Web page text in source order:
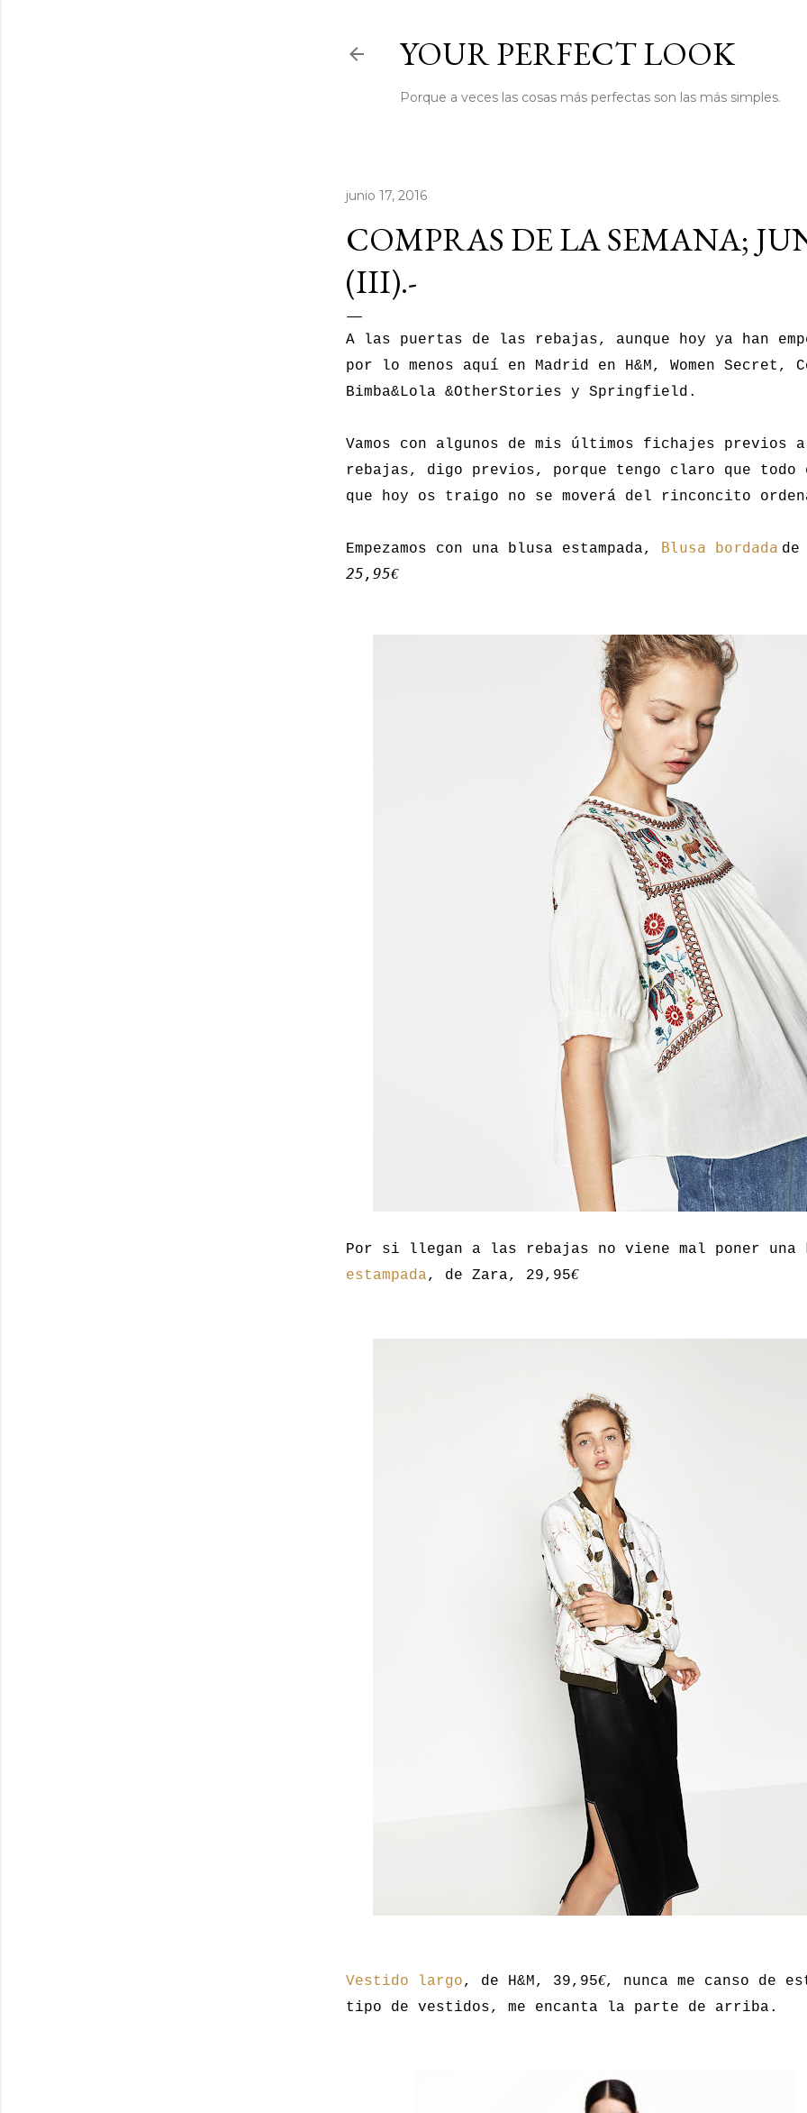
YOUR PERFECT LOOK
Porque a veces las cosas más perfectas son las más simples.
junio 17, 2016
COMPRAS DE LA SEMANA;
(III).-
A las puertas de las rebajas, aunque hoy ya han
por lo menos aquí en Madrid en H&M, Women Secret,
Bimba&Lola &OtherStories y Springfield.
Vamos con algunos de mis últimos fichajes previos
rebajas, digo previos, porque tengo claro que todo
que hoy os traigo no se moverá del rinconcito
Empezamos con una blusa estampada, Blusa bordada
25,95€
Por si llegan a las rebajas no viene mal poner una
estampada, de Zara, 29,95€
Vestido largo, de H&M, 39,95€, nunca me canso de
tipo de vestidos, me encanta la parte de arriba.